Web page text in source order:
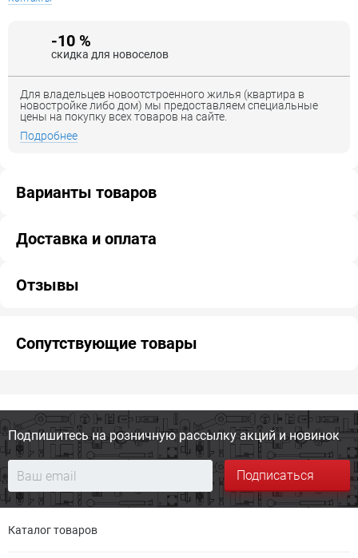
-10 %
скидка для новоселов
Для владельцев новоотстроенного жилья (квартира в
новостройке либо дом) мы предоставляем специальные
цены на покупку всех товаров на сайте.
Подробнее
Варианты товаров
Доставка и оплата
Отзывы
Сопутствующие товары
Подпишитесь на розничную рассылку акций и новинок
Подписаться
Каталог товаров